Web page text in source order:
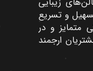
و تسریع
متمایز و در
ارجمند